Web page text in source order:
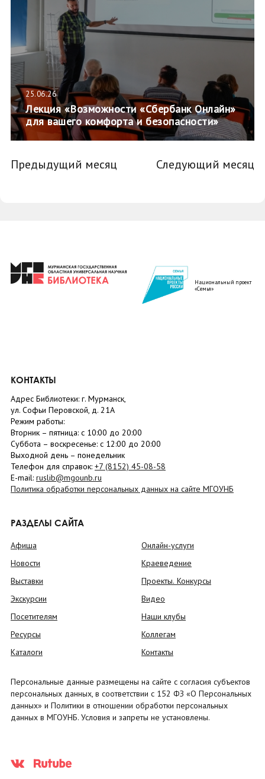
25.06.26
Лекция «Возможности «Сбербанк Онлайн»
для вашего комфорта и безопасности»
Предыдущий месяц Следующий месяц
Национальный проект
«Семья»
КОНТАКТЫ
Адрес Библиотеки: г. Мурманск,
ул. Софьи Перовской, д. 21А
Режим работы:
Вторник – пятница: с 10:00 до 20:00
Суббота – воскресенье: c 12:00 до 20:00
Выходной день – понедельник
Телефон для справок: +7 (8152) 45-08-58
E-mail: ruslib@mgounb.ru
Политика обработки персональных данных на сайте МГОУНБ
РАЗДЕЛЫ САЙТА
Афиша
Новости
Выставки
Экскурсии
Посетителям
Ресурсы
Каталоги
Онлайн-услуги
Краеведение
Проекты. Конкурсы
Видео
Наши клубы
Коллегам
Контакты
Персональные данные размещены на сайте с согласия субъектов
персональных данных, в соответствии с 152 ФЗ «О Персональных
данных» и Политики в отношении обработки персональных
данных в МГОУНБ. Условия и запреты не установлены.